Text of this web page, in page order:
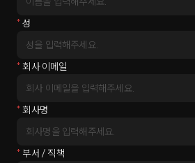
*성
*회사 이메일
*회사명
* 부서 / 직책